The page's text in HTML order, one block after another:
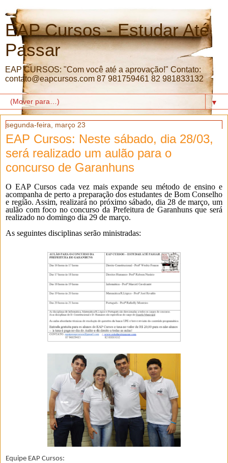
EAP Cursos - Estudar Até
Passar
EAP CURSOS: "Com você até a aprovação!" Contato:
contato@eapcursos.com 87 981759461 82 981833132
▼
segunda-feira, março 23
EAP Cursos: Neste sábado, dia 28/03,
será realizado um aulão para o
concurso de Garanhuns
O EAP Cursos cada vez mais expande seu método de ensino e
acompanha de perto a preparação dos estudantes de Bom Conselho
e região. Assim, realizará no próximo sábado, dia 28 de março, um
aulão com foco no concurso da Prefeitura de Garanhuns que será
realizado no domingo dia 29 de março.
As seguintes disciplinas serão ministradas:
Equipe EAP Cursos: